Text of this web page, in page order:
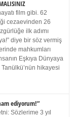
film gibi. 62
cezaevinden 26
ilk adımı
diye bir söz vermiş
mahkumları
Eşkıya Dünyaya
hikayesi
ediyorum!”
Sözlerime 3 yıl